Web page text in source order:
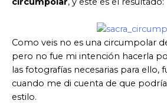
Como veis no es una circumpolar
pero no fue mi intención hacerla
las fotografías necesarias para ello,
cuando me di cuenta de que
estilo.